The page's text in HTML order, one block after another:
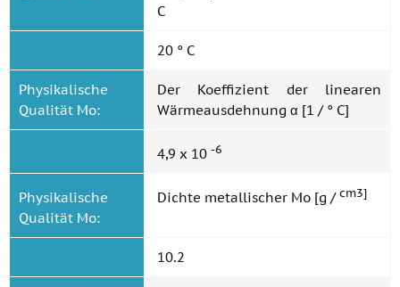
C
20 ° C
Physikalische
Qualität Mo:
Der Koeffizient der linearen
Wärmeausdehnung α [1 / ° C]
4,9 x 10 -6
Physikalische
Qualität Mo:
Dichte metallischer Mo [g /cm3]
10.2